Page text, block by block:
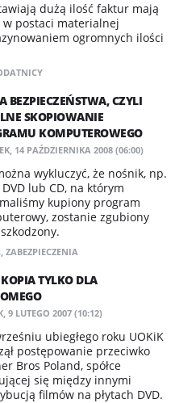
dużą ilość faktur mają
postaci materialnej
ogromnych ilości
BEZPIECZEŃSTWA, CZYLI
SKOPIOWANIE
KOMPUTEROWEGO
14 PAŹDZIERNIKA 2008 (06:00)
wykluczyć, że nośnik, np.
DVD lub CD, na którym
kupiony program
zostanie zgubiony
, ZABEZPIECZENIA
TYLKO DLA
9 LUTEGO 2007 (10:12)
ubiegłego roku UOKiK
postępowanie przeciwko
Bros Poland, spółce
się między innymi
filmów na płytach DVD.